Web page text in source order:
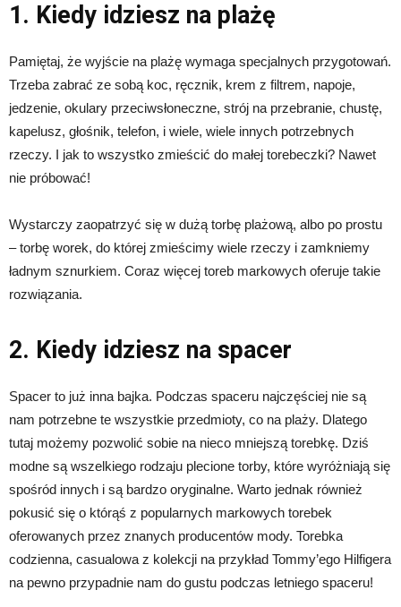
1. Kiedy idziesz na plażę
Pamiętaj, że wyjście na plażę wymaga specjalnych przygotowań.
Trzeba zabrać ze sobą koc, ręcznik, krem z filtrem, napoje,
jedzenie, okulary przeciwsłoneczne, strój na przebranie, chustę,
kapelusz, głośnik, telefon, i wiele, wiele innych potrzebnych
rzeczy. I jak to wszystko zmieścić do małej torebeczki? Nawet
nie próbować!
Wystarczy zaopatrzyć się w dużą torbę plażową, albo po prostu
– torbę worek, do której zmieścimy wiele rzeczy i zamkniemy
ładnym sznurkiem. Coraz więcej toreb markowych oferuje takie
rozwiązania.
2. Kiedy idziesz na spacer
Spacer to już inna bajka. Podczas spaceru najczęściej nie są
nam potrzebne te wszystkie przedmioty, co na plaży. Dlatego
tutaj możemy pozwolić sobie na nieco mniejszą torebkę. Dziś
modne są wszelkiego rodzaju plecione torby, które wyróżniają się
spośród innych i są bardzo oryginalne. Warto jednak również
pokusić się o którąś z popularnych markowych torebek
oferowanych przez znanych producentów mody. Torebka
codzienna, casualowa z kolekcji na przykład Tommy’ego Hilfigera
na pewno przypadnie nam do gustu podczas letniego spaceru!